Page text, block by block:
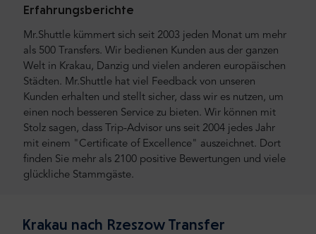
Erfahrungsberichte
Mr.Shuttle kümmert sich seit 2003 jeden Monat um mehr
als 500 Transfers. Wir bedienen Kunden aus der ganzen
Welt in Krakau, Danzig und vielen anderen europäischen
Städten. Mr.Shuttle hat viel Feedback von unseren
Kunden erhalten und stellt sicher, dass wir es nutzen, um
einen noch besseren Service zu bieten. Wir können mit
Stolz sagen, dass Trip-Advisor uns seit 2004 jedes Jahr
mit einem "Certificate of Excellence" auszeichnet. Dort
finden Sie mehr als 2100 positive Bewertungen und viele
glückliche Stammgäste.
Krakau nach Rzeszow Transfer